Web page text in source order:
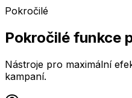
Pokročilé
Pokročilé funkce
Nástroje pro maximální
kampaní.